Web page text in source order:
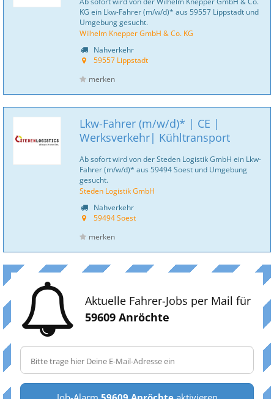
KG ein Lkw-Fahrer (m/w/d)* aus 59557 Lippstadt und
Umgebung gesucht.
Wilhelm Knepper GmbH & Co. KG
Nahverkehr
59557 Lippstadt
merken
Lkw-Fahrer (m/w/d)* | CE |
Werksverkehr| Kühltransport
Ab sofort wird von der Steden Logistik GmbH ein Lkw-
Fahrer (m/w/d)* aus 59494 Soest und Umgebung
gesucht.
Steden Logistik GmbH
Nahverkehr
59494 Soest
merken
Aktuelle Fahrer-Jobs per Mail für
59609 Anröchte